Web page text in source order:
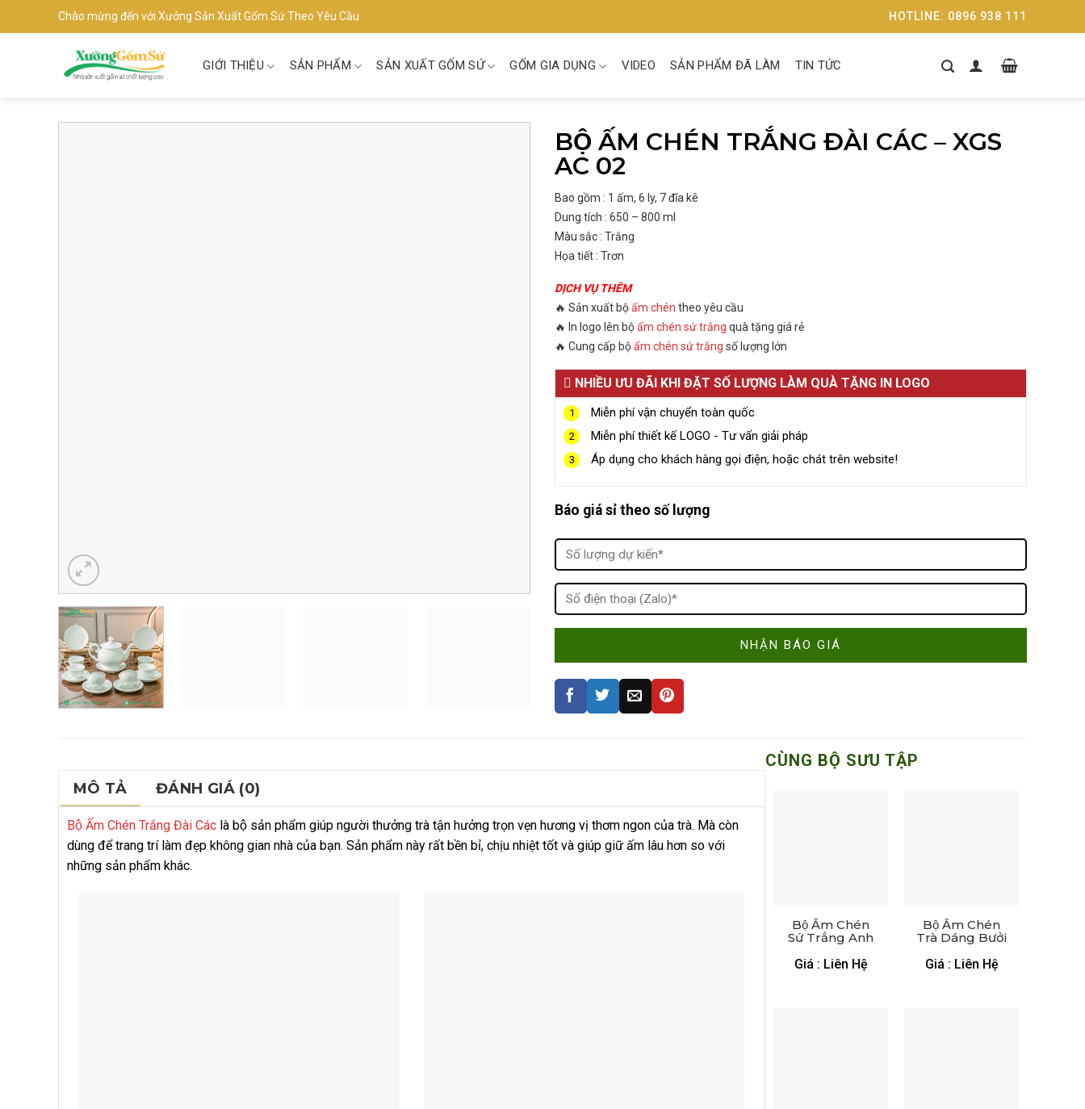
to
Chào mừng đến với Xưởng Sản Xuất Gốm Sứ Theo Yêu Cầu HOTLINE: 0896 938 111
GIỚI THIỆU SẢN PHẨM SẢN XUẤT GỐM SỨ GỐM GIA DỤNG VIDEO SẢN PHẨM ĐÃ LÀM TIN TỨC
BỘ ẤM CHÉN TRẮNG ĐÀI CÁC – XGS
AC 02
Bao gồm : 1 ấm, 6 ly, 7 đĩa kê
Dung tích : 650 – 800 ml
Màu sắc : Trắng
Họa tiết : Trơn
DỊCH VỤ THÊM
🔥 Sản xuất bộấm chén theo yêu cầu
🔥 In logo lên bộấm chén sứ trắng quà tặng giá rẻ
🔥 Cung cấp bộấm chén sứ trắng số lượng lớn
NHIỀU ƯU ĐÃI KHI ĐẶT SỐ LƯỢNG LÀM QUÀ TẶNG IN LOGO
1 Miễn phí vận chuyển toàn quốc
2 Miễn phí thiết kế LOGO - Tư vấn giải pháp
3 Áp dụng cho khách hàng gọi điện, hoặc chát trên website!
Báo giá sỉ theo số lượng
MÔ TẢ ĐÁNH GIÁ (0)
Bộ Ấm Chén Trắng Đài Các là bộ sản phẩm giúp người thưởng trà tận hưởng trọn vẹn hương vị thơm ngon của trà. Mà còn
dùng để trang trí làm đẹp không gian nhà của bạn. Sản phẩm này rất bền bỉ, chịu nhiệt tốt và giúp giữ ấm lâu hơn so với
những sản phẩm khác.
CÙNG BỘ SƯU TẬP
Bộ Ấm Chén
Sứ Trắng Anh
Giá : Liên Hệ
Bộ Ấm Chén
Trà Dáng Bưởi
Lửa – XGS AC
Giá : Liên Hệ